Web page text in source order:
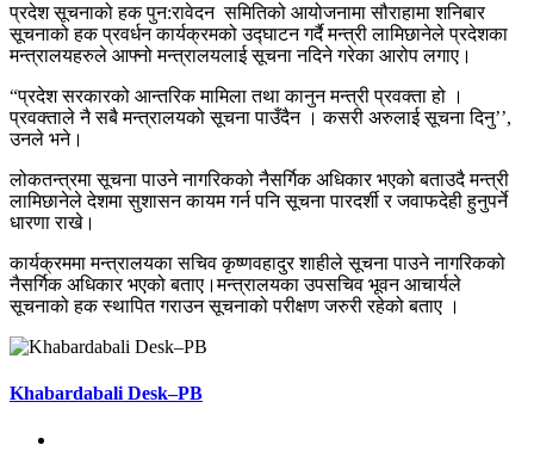
प्रदेश सूचनाको हक पुन:रावेदन समितिको आयोजनामा सौराहामा शनिबार
सूचनाको हक प्रवर्धन कार्यक्रमको उद्घाटन गर्दै मन्त्री लामिछानेले प्रदेशका
मन्त्रालयहरुले आफ्नो मन्त्रालयलाई सूचना नदिने गरेका आरोप लगाए।
“प्रदेश सरकारको आन्तरिक मामिला तथा कानुन मन्त्री प्रवक्ता हो ।
प्रवक्ताले नै सबै मन्त्रालयको सूचना पाउँदैन । कसरी अरुलाई सूचना दिनु’’,
उनले भने।
लोकतन्त्रमा सूचना पाउने नागरिकको नैसर्गिक अधिकार भएको बताउदै मन्त्री
लामिछानेले देशमा सुशासन कायम गर्न पनि सूचना पारदर्शी र जवाफदेही हुनुपर्ने
धारणा राखे।
कार्यक्रममा मन्त्रालयका सचिव कृष्णवहादुर शाहीले सूचना पाउने नागरिकको
नैसर्गिक अधिकार भएको बताए।मन्त्रालयका उपसचिव भूवन आचार्यले
सूचनाको हक स्थापित गराउन सूचनाको परीक्षण जरुरी रहेको बताए ।
Khabardabali Desk–PB